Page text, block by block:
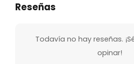
Reseñas
Todavía no hay reseñas.
opinar!